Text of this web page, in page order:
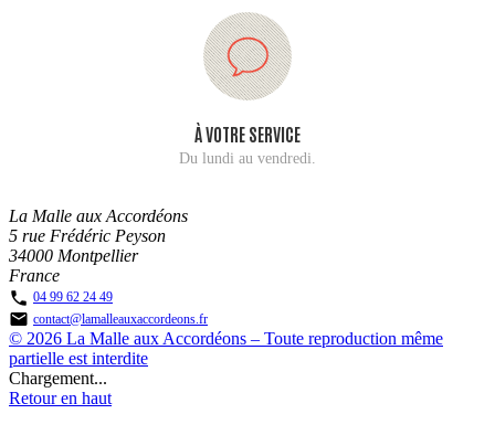
À VOTRE SERVICE
Du lundi au vendredi.
La Malle aux Accordéons
5 rue Frédéric Peyson
34000 Montpellier
France
 04 99 62 24 49
 contact@lamalleauxaccordeons.fr
© 2026 La Malle aux Accordéons – Toute reproduction même
partielle est interdite
Chargement...
Retour en haut